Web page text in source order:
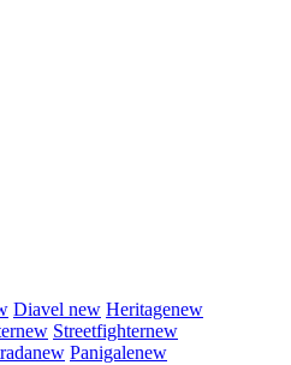
Diavel new Heritagenew
new Streetfighternew
new Panigalenew